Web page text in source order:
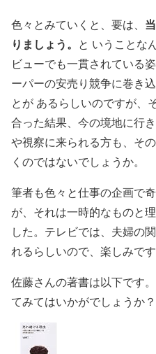
色々とみていくと、要は、
りましょう。 と いうことな
ビューでも一貫されている
ーパーの安売り競争に巻き
とが あるらしいのですが、
合った結果、今の境地に行
や視察に来られる方も、そ
くのではないでしょうか。
筆者も色々と仕事の企画で
が、それは一時的なものと
した。テレビでは、夫婦の
れるらしいので、楽しみです
佐藤さんの著書は以下です
てみてはいかがでしょうか？